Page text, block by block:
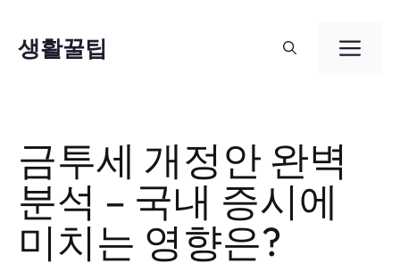
생활꿀팁
메
금투세 개정안 완벽
분석 – 국내 증시에
미치는 영향은?